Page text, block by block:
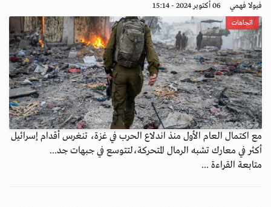
فيولا فهمي 06 أكتوبر 2024 - 15:14
اتجاهات
مع اكتمال العام الأول منذ اندلاع الحرب في غزة، تنغرس أقدام إسرائيل
أكثر في معارك تشبه الرمال المتحركة،لتتوسع في جبهات جد...
متابعة القراءة ...